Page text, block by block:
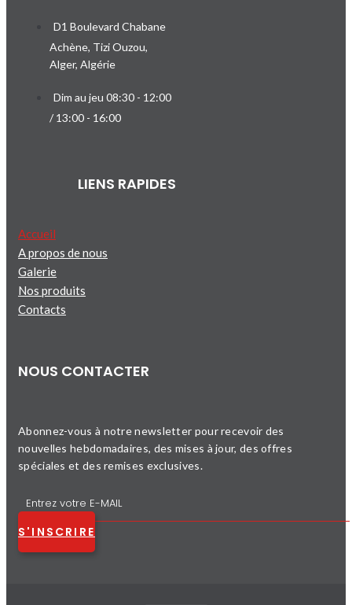
D1 Boulevard Chabane
Achène, Tizi Ouzou,
Alger, Algérie
Dim au jeu 08:30 - 12:00
/ 13:00 - 16:00
LIENS RAPIDES
Accueil
A propos de nous
Galerie
Nos produits
Contacts
NOUS CONTACTER
Abonnez-vous à notre newsletter pour recevoir des
nouvelles hebdomadaires, des mises à jour, des offres
spéciales et des remises exclusives.
S'INSCRIRE